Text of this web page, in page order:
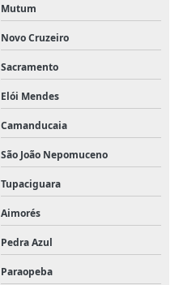
Mutum
Novo Cruzeiro
Sacramento
Elói Mendes
Camanducaia
São João Nepomuceno
Tupaciguara
Aimorés
Pedra Azul
Paraopeba